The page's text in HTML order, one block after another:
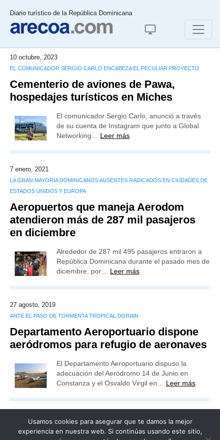
Diario turístico de la República Dominicana
10 octubre, 2023
EL COMUNICADOR SERGIO CARLO ENCABEZA EL PECULIAR PROYECTO
Cementerio de aviones de Pawa,
hospedajes turísticos en Miches
El comunicador Sergio Carlo, anunció a través
de su cuenta de Instagram que junto a Global
Networking… Leer más
7 enero, 2021
LA GRAN MAYORÍA DOMINICANOS AUSENTES RADICADOS EN CIUDADES DE
ESTADOS UNIDOS Y EUROPA
Aeropuertos que maneja Aerodom
atendieron más de 287 mil pasajeros
en diciembre
Alrededor de 287 mil 495 pasajeros entraron a
República Dominicana durante el pasado mes de
diciembre, por… Leer más
27 agosto, 2019
ANTE EL PASO DE TORMENTA TROPICAL DORIAN
Departamento Aeroportuario dispone
aeródromos para refugio de aeronaves
El Departamento Aeroportuario dispuso la
adecuación del Aeródromo 14 de Junio en
Constanza y el Osvaldo Virgil en… Leer más
Usamos cookies para asegurar que te damos la mejor
experiencia en nuestra web. Si continúas usando este sitio,